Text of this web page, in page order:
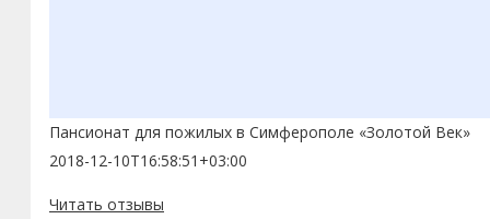
Пансионат для пожилых в Симферополе «Золотой Век»
2018-12-10T16:58:51+03:00
Читать отзывы